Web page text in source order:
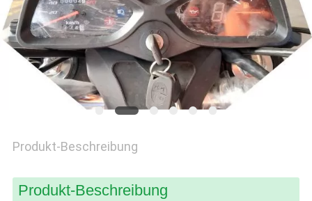
SITEMAP
PRIVACY
Produkt-Beschreibung
Produkt-Beschreibung